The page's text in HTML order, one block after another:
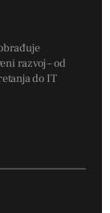
razvoj – od
do IT